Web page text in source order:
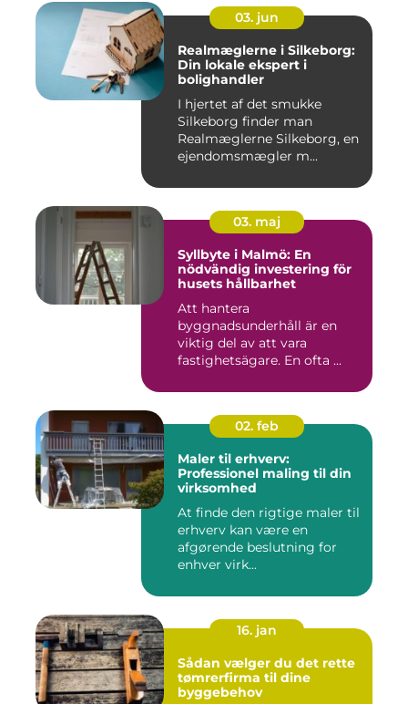
03. jun
Realmæglerne i Silkeborg:
Din lokale ekspert i
bolighandler
I hjertet af det smukke
Silkeborg finder man
Realmæglerne Silkeborg, en
ejendomsmægler m...
03. maj
Syllbyte i Malmö: En
nödvändig investering för
husets hållbarhet
Att hantera
byggnadsunderhåll är en
viktig del av att vara
fastighetsägare. En ofta ...
02. feb
Maler til erhverv:
Professionel maling til din
virksomhed
At finde den rigtige maler til
erhverv kan være en
afgørende beslutning for
enhver virk...
16. jan
Sådan vælger du det rette
tømrerfirma til dine
byggebehov